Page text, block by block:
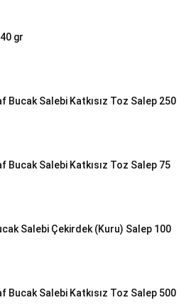
gr
Bucak Salebi Katkısız Toz Salep 250
Bucak Salebi Katkısız Toz Salep 75
Salebi Çekirdek (Kuru) Salep 100
Bucak Salebi Katkısız Toz Salep 500